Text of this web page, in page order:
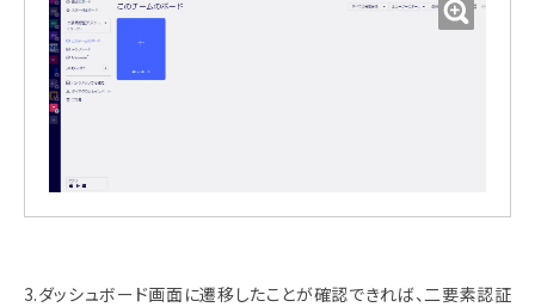
3.ダッシュボード画面に遷移したことが確認できれば、二要素認証